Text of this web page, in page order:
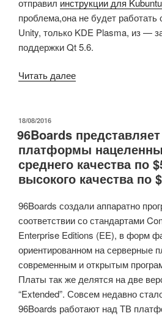
проблема,она не будет работать
Unity, только KDE Plasma, из —
поддержки Qt 5.6.
Читать далее«Прием
уведомлений
о
вызовах
в
16.04
с
KDE
Connect
(или
нет?)»
ОПУБЛИКОВАНО
18/08/2016
96Boards
платформы
среднего качества по
высокого качества по
96Boards создали аппаратно
соответствии со стандартами
Enterprise Editions (EE), в форм
ориентированном на серверные
современным и открытым
Платы так же делятся на две
“Extended”. Совсем недавно
96Boards работают над ТВ